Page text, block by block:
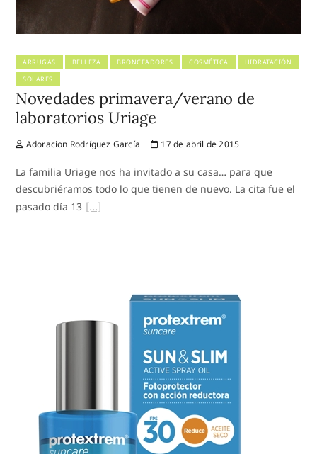
ARRUGAS BELLEZA BRONCEADORES COSMÉTICA
HIDRATACIÓN
SOLARES
Novedades primavera/verano de
laboratorios Uriage
Adoracion Rodríguez García 17 de abril de 2015
La familia Uriage nos ha invitado a su casa… para que
descubriéramos todo lo que tienen de nuevo. La cita fue el
pasado día 13